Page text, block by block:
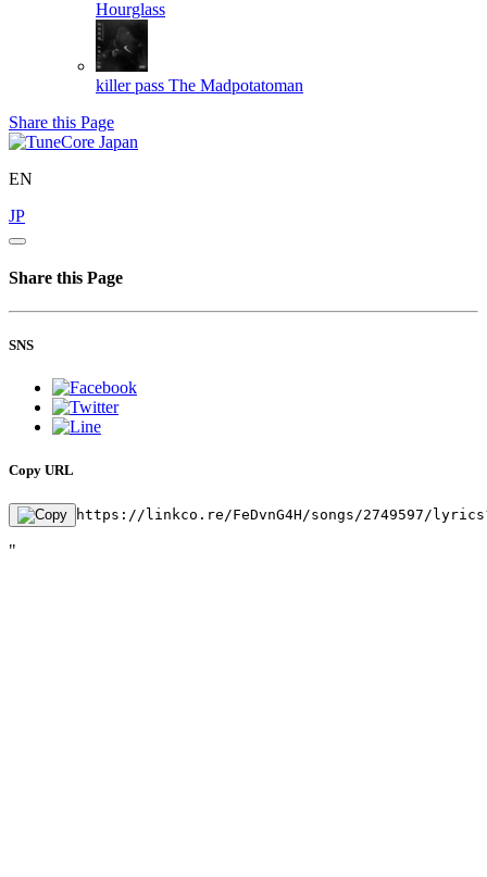
Hourglass
killer pass The Madpotatoman
Share this Page
EN
JP
Share this Page
SNS
Copy URL
https://linkco.re/FeDvnG4H/songs/2749597/
"